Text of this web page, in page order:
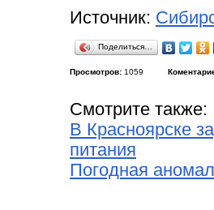
Источник:
Поделиться…
Просмотров: 1059
Смотрите также:
В Красноярске
питания
Погодная